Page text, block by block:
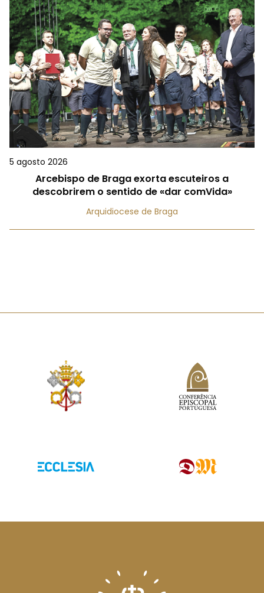
5 agosto 2026
Arcebispo de Braga exorta escuteiros a
descobrirem o sentido de «dar comVida»
Arquidiocese de Braga